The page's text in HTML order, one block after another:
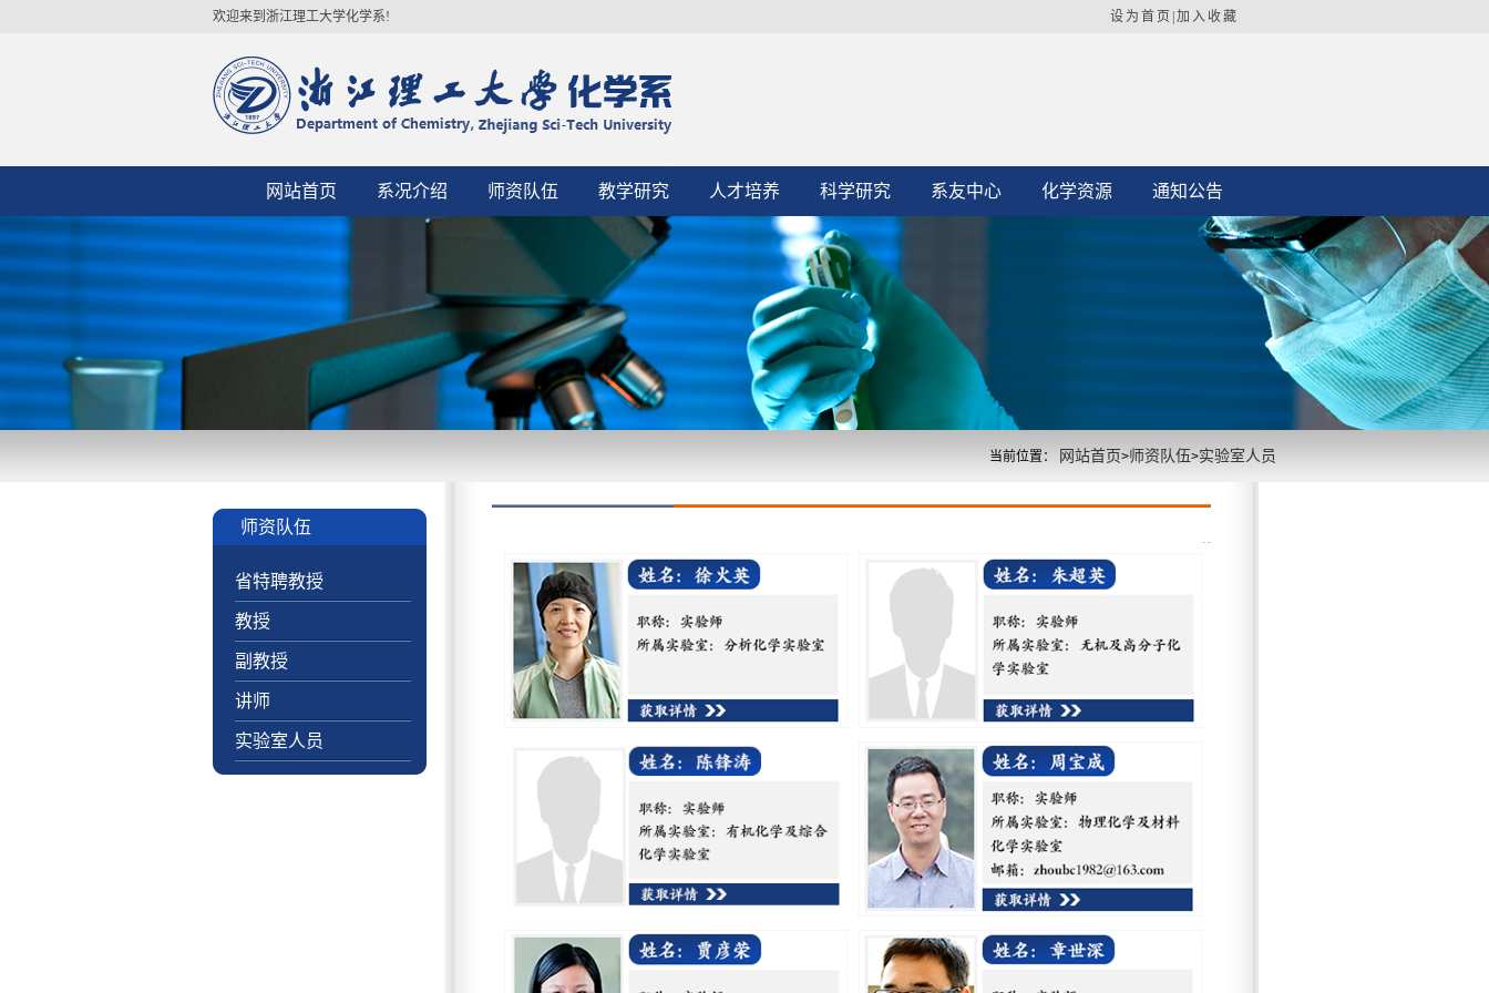
欢迎来到浙江理工大学化学系! 设为首页 |加入收藏
网站首页 系况介绍 师资队伍 教学研究 人才培养 科学研究 系友中心 化学资源 通知公告
当前位置： 网站首页>师资队伍>实验室人员
师资队伍
省特聘教授
教授
副教授
讲师
实验室人员